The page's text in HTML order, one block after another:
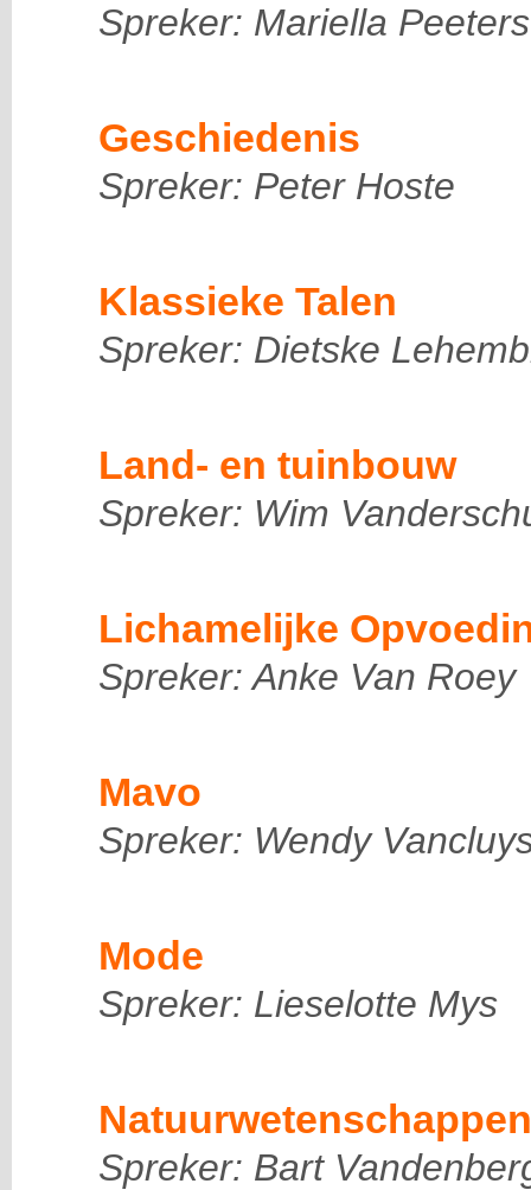
Spreker: Mariella Peeters
Geschiedenis
Spreker: Peter Hoste
Klassieke Talen
Spreker: Dietske
Land- en tuinbouw
Spreker: Wim
Lichamelijke
Spreker: Anke Van Roey
Mavo
Spreker: Wendy
Mode
Spreker: Lieselotte Mys
Natuurwetenschappen
Spreker: Bart